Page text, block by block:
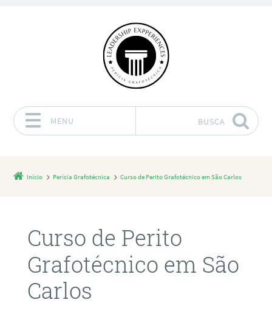
MENU BUSCA
Início Perícia Grafotécnica Curso de Perito Grafotécnico em São Carlos
Curso de Perito
Grafotécnico em São
Carlos